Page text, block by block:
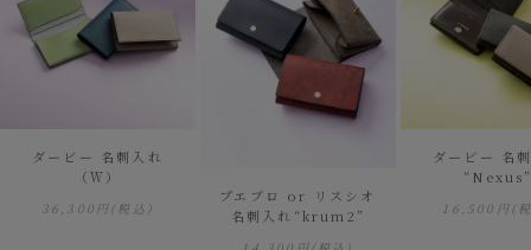
ダービー 名刺入れ
（Ｗ）
36,300円(税込)
プエブロ or リスシオ
名刺入れ“krum2”
ダービー 名
16,500円(